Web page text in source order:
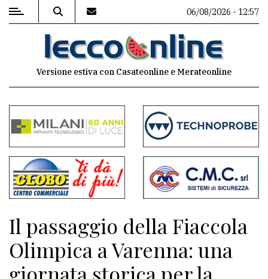
MENU
commenti
Contenuti
del
sito
Meteo
CONTATTI
06/08/2026 - 12:57
Versione estiva con Casateonline e Merateonline
Il passaggio della Fiaccola
Olimpica a Varenna: una